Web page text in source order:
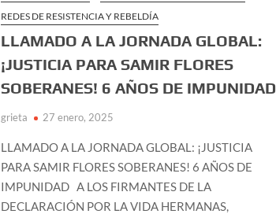
REDES DE RESISTENCIA Y REBELDÍA
LLAMADO A LA JORNADA GLOBAL:
¡JUSTICIA PARA SAMIR FLORES
SOBERANES! 6 AÑOS DE IMPUNIDAD
grieta 27 enero, 2025
LLAMADO A LA JORNADA GLOBAL: ¡JUSTICIA
PARA SAMIR FLORES SOBERANES! 6 AÑOS DE
IMPUNIDAD A LOS FIRMANTES DE LA
DECLARACIÓN POR LA VIDA HERMANAS,